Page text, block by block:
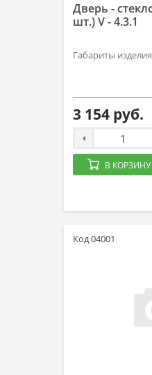
Дверь -
шт.) V - 4.3.1
Габариты
3 154 руб.
В КОРЗИНУ
Код 04001